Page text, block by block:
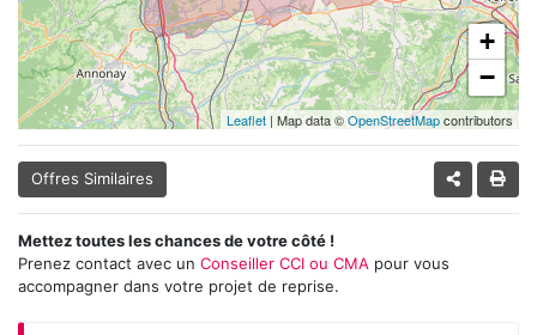
+
−
Leaflet | Map data ©OpenStreetMapcontributors
Offres Similaires
Mettez toutes les chances de votre côté !
Prenez contact avec un Conseiller CCI ou CMA pour vous
accompagner dans votre projet de reprise.